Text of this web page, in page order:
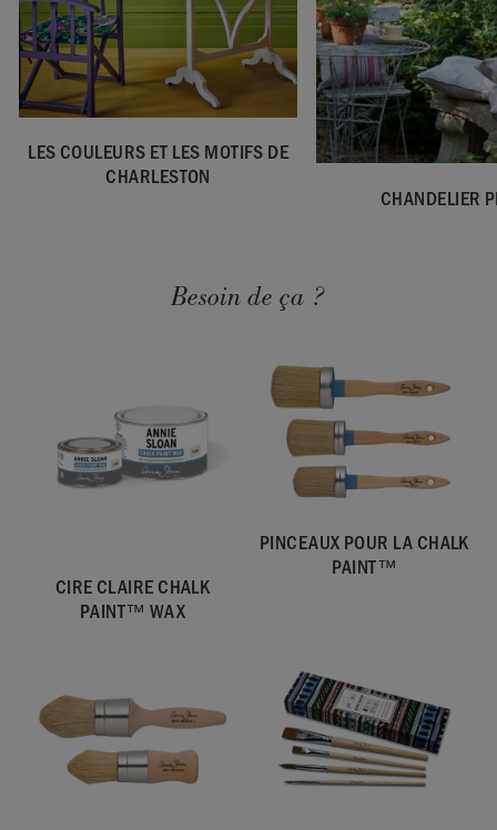
LES COULEURS ET LES MOTIFS DE
CHARLESTON
CHANDELIER
Besoin de ça ?
CIRE CLAIRE CHALK
PAINT™ WAX
PINCEAUX POUR LA CHALK
PAINT™